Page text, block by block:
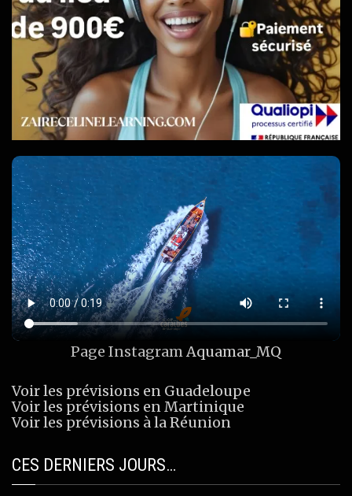
Page InstagramAquamar_MQ
Voir les prévisions en Guadeloupe
Voir les prévisions en Martinique
Voir les prévisions à la Réunion
CES DERNIERS JOURS…